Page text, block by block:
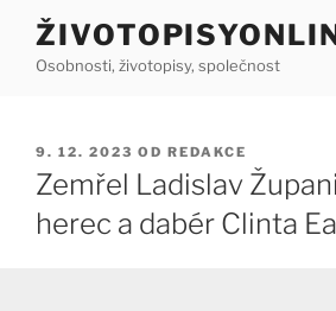
Přejít
obsahuOsobnosti, životopisy, společnost
PUBLIKOVÁNO
9. 12. 2023 OD REDAKCE
Zemřel Ladislav
herec a dabér Clinta